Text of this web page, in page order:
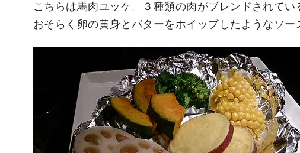
こちらは馬肉ユッケ。３種類の肉がブレンドされて
おそらく卵の黄身とバターをホイップしたようなソー